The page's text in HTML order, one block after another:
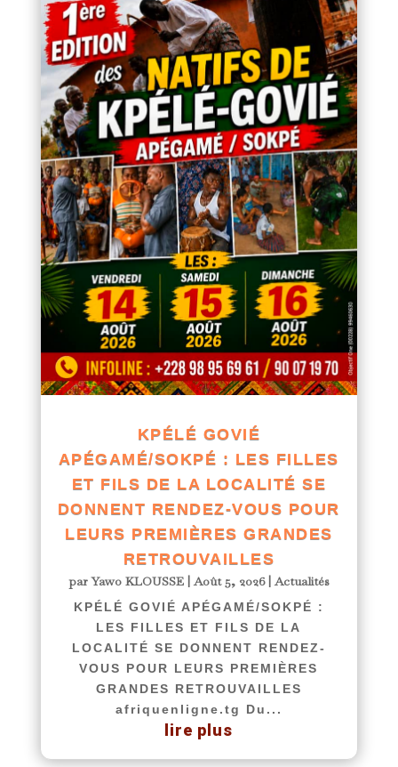
KPÉLÉ GOVIÉ
APÉGAMÉ/SOKPÉ : LES FILLES
ET FILS DE LA LOCALITÉ SE
DONNENT RENDEZ-VOUS POUR
LEURS PREMIÈRES GRANDES
RETROUVAILLES
parYawo KLOUSSE|Août 5, 2026|Actualités
KPÉLÉ GOVIÉ APÉGAMÉ/SOKPÉ :
LES FILLES ET FILS DE LA
LOCALITÉ SE DONNENT RENDEZ-
VOUS POUR LEURS PREMIÈRES
GRANDES RETROUVAILLES
afriquenligne.tg Du...
lire plus